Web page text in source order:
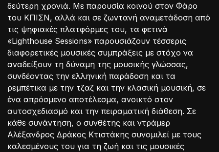
δεύτερη χρονιά. Με παρουσία κοινού στον Φάρο
του ΚΠΙΣΝ, αλλά και σε ζωντανή αναμετάδοση από
τις ψηφιακές πλατφόρμες του, τα φετινά
«Lighthouse Sessions» παρουσιάζουν τέσσερις
διαφορετικές μουσικές συμπράξεις με στόχο να
αναδείξουν τη δύναμη της μουσικής γλώσσας,
συνδέοντας την ελληνική παράδοση και τα
ρεμπέτικα με την τζαζ και την κλασική μουσική, σε
ένα απρόσμενο αποτέλεσμα, ανοικτό στον
αυτοσχεδιασμό και την πειραματική διάθεση. Σε
κάθε συνάντηση, ο συνθέτης και ντράμερ
Αλέξανδρος Δράκος Κτιστάκης συνομιλεί με τους
καλεσμένους του για τη ζωή και τις μουσικές